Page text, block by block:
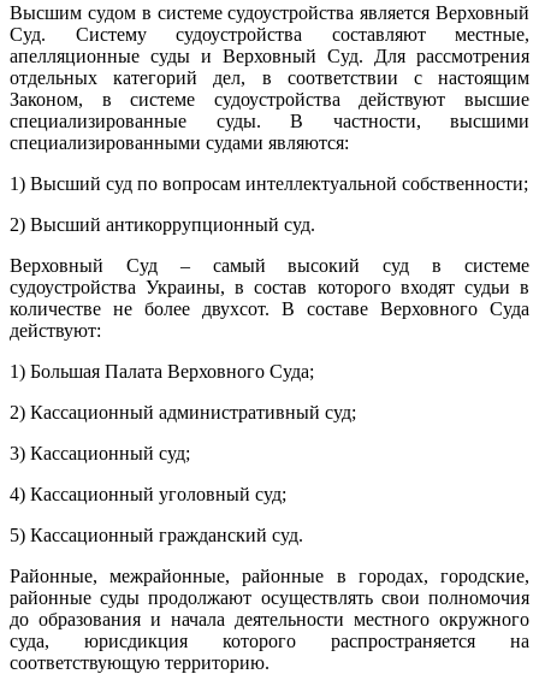
Высшим судом в системе судоустройства является Верховный
Суд. Систему судоустройства составляют местные,
апелляционные суды и Верховный Суд. Для рассмотрения
отдельных категорий дел, в соответствии с настоящим
Законом, в системе судоустройства действуют высшие
специализированные суды. В частности, высшими
специализированными судами являются:
1) Высший суд по вопросам интеллектуальной собственности;
2) Высший антикоррупционный суд.
Верховный Суд – самый высокий суд в системе
судоустройства Украины, в состав которого входят судьи в
количестве не более двухсот. В составе Верховного Суда
действуют:
1) Большая Палата Верховного Суда;
2) Кассационный административный суд;
3) Кассационный суд;
4) Кассационный уголовный суд;
5) Кассационный гражданский суд.
Районные, межрайонные, районные в городах, городские,
районные суды продолжают осуществлять свои полномочия
до образования и начала деятельности местного окружного
суда, юрисдикция которого распространяется на
соответствующую территорию.